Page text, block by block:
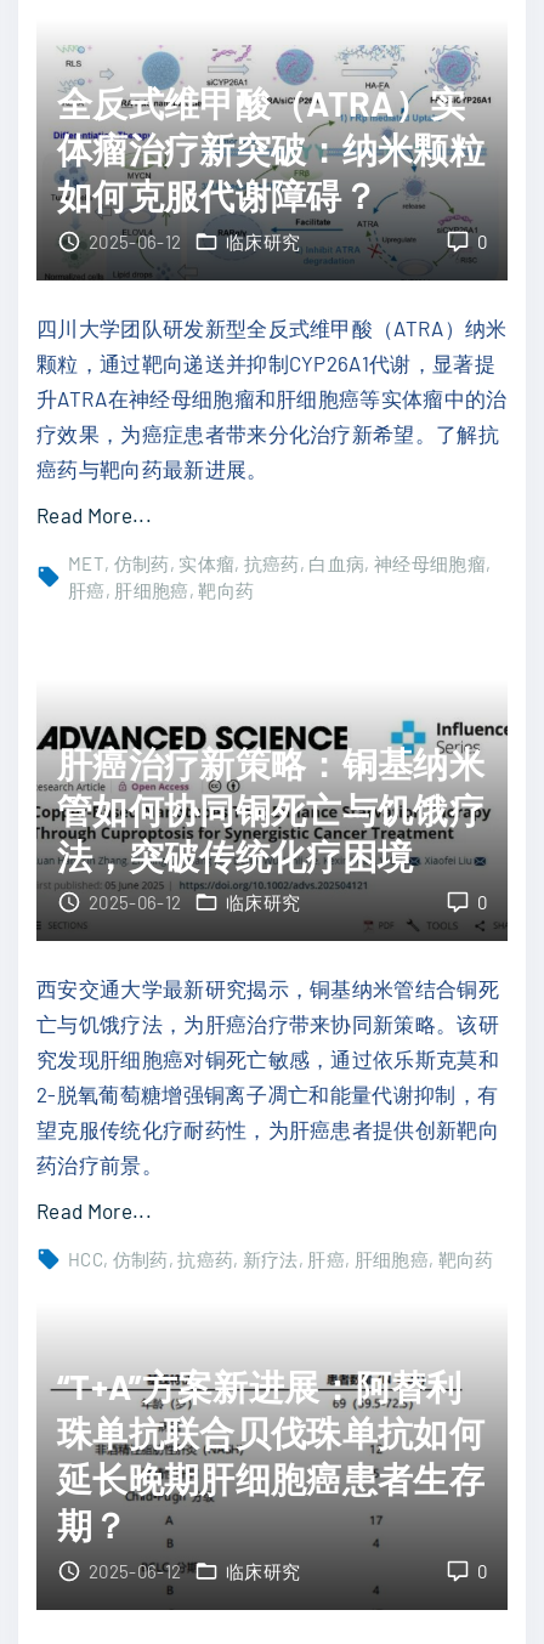
向
黑
色
素
瘤
，
激
抗
癌
免
疫
"
胞
瘤
治
疗
新
希
望
单
细
胞
多
组
示
展
机
制
与
潜
在
靶
靶
点
"
全反式维甲酸（ATRA）实
体瘤治疗新突破：纳米颗粒
如何克服代谢障碍？
0
2025-06-12 临床研究
四川大学团队研发新型全反式维甲酸（ATRA）纳米
颗粒，通过靶向递送并抑制CYP26A1代谢，显著提
升ATRA在神经母细胞瘤和肝细胞癌等实体瘤中的治
疗效果，为癌症患者带来分化治疗新希望。了解抗
癌药与靶向药最新进展。
Read More...
反
酸
（
A
T
R
A
）
体
瘤
治
疗
新
破
：
粒
如
何
克
服
代
谢
MET 仿制药 实体瘤 抗癌药 白血病 神经母细胞瘤
肝癌
肝细胞癌 靶向药
肝癌治疗新策略：铜基纳米
管如何协同铜死亡与饥饿疗
法，突破传统化疗困境
0
2025-06-12 临床研究
西安交通大学最新研究揭示，铜基纳米管结合铜死
亡与饥饿疗法，为肝癌治疗带来协同新策略。该研
究发现肝细胞癌对铜死亡敏感，通过依乐斯克莫和
2-脱氧葡萄糖增强铜离子凋亡和能量代谢抑制，有
望克服传统化疗耐药性，为肝癌患者提供创新靶向
药治疗前景。
Read More...
新
策
略
：
铜
基
纳
HCC 仿制药 抗癌药 新疗法 肝癌 肝细胞癌 靶向药
“T+A”方案新进展：阿替利
珠单抗联合贝伐珠单抗如何
延长晚期肝细胞癌患者生存
期？
0
2025-06-12 临床研究